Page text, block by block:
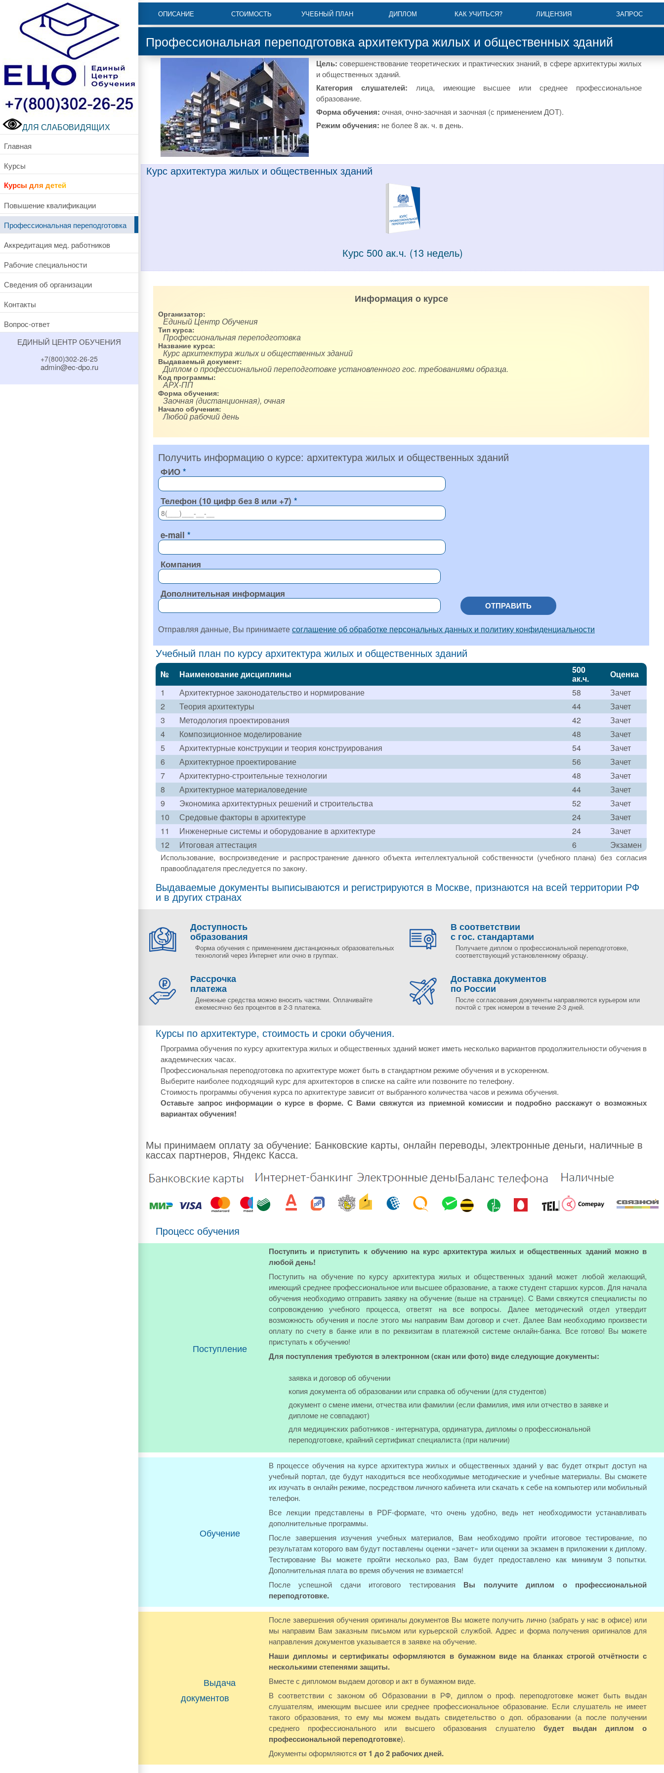
ДЛЯ СЛАБОВИДЯЩИХ
Главная
Курсы
Курсы для детей
Повышение квалификации
Профессиональная переподготовка
Аккредитация мед. работников
Рабочие специальности
Сведения об организации
Контакты
Вопрос-ответ
ЕДИНЫЙ ЦЕНТР ОБУЧЕНИЯ
+7(800)302-26-25
admin@ec-dpo.ru
ОПИСАНИЕ СТОИМОСТЬ УЧЕБНЫЙ ПЛАН ДИПЛОМ КАК УЧИТЬСЯ? ЛИЦЕНЗИЯ ЗАПРОС
Профессиональная переподготовка архитектура жилых и общественных зданий
Цель:совершенствование теоретических и практических знаний, в сфере архитектуры жилых
и общественных зданий.
Категория слушателей: лица, имеющие высшее или среднее профессиональное
образование.
Форма обучения: очная, очно-заочная и заочная (с применением ДОТ).
Режим обучения: не более 8 ак. ч. в день.
Курс архитектура жилых и общественных зданий
Курс 500 ак.ч. (13 недель)
Информация о курсе
Организатор:
Единый Центр Обучения
Тип курса:
Профессиональная переподготовка
Название курса:
Курс архитектура жилых и общественных зданий
Выдаваемый документ:
Диплом о профессиональной переподготовке установленного гос. требованиями образца.
Код программы:
АРХ-ПП
Форма обучения:
Заочная (дистанционная), очная
Начало обучения:
Любой рабочий день
Получить информацию о курсе: архитектура жилых и общественных зданий
ФИО
Телефон (10 цифр без 8 или +7)
e-mail
Компания
Дополнительная информация
ОТПРАВИТЬ
Отправляя данные, Вы принимаетесоглашение об обработке персональных данных и политику конфиденциальности
Учебный план по курсу архитектура жилых и общественных зданий
№ Наименование дисциплины 500
ак.ч.
Оценка
1
Архитектурное законодательство и нормирование 58
Зачет
2
Теория архитектуры 44
Зачет
3
Методология проектирования 42
Зачет
4
Композиционное моделирование 48
Зачет
5
Архитектурные конструкции и теория конструирования 54
Зачет
6
Архитектурное проектирование 56
Зачет
7
Архитектурно-строительные технологии 48
Зачет
8
Архитектурное материаловедение 44
Зачет
9
Экономика архитектурных решений и строительства 52
Зачет
10
Средовые факторы в архитектуре 24
Зачет
11
Инженерные системы и оборудование в архитектуре 24
Зачет
12
Итоговая аттестация 6 Экзамен
Использование, воспроизведение и распространение данного объекта интеллектуальной собственности (учебного плана) без согласия
правообладателя преследуется по закону.
Выдаваемые документы выписываются и регистрируются в Москве, признаются на всей территории РФ
и в других странах
Доступность
образования
Форма обучения с применением дистанционных образовательных
технологий через Интернет или очно в группах.
В соответствии
с гос. стандартами
Получаете диплом о профессиональной переподготовке,
соответствующий установленному образцу.
Рассрочка
платежа
Денежные средства можно вносить частями. Оплачивайте
ежемесячно без процентов в 2-3 платежа.
Доставка документов
по России
После согласования документы направляются курьером или
почтой с трек номером в течение 2-3 дней.
Курсы по архитектуре, стоимость и сроки обучения.
Программа обучения по курсу архитектура жилых и общественных зданий может иметь несколько вариантов продолжительности обучения в
академических часах.
Профессиональная переподготовка по архитектуре может быть в стандартном режиме обучения и в ускоренном.
Выберите наиболее подходящий курс для архитекторов в списке на сайте или позвоните по телефону.
Стоимость программы обучения курса по архитектуре зависит от выбранного количества часов и режима обучения.
Оставьте запрос информации о курсе в форме. С Вами свяжутся из приемной комиссии и подробно расскажут о возможных
вариантах обучения!
Мы принимаем оплату за обучение: Банковские карты, онлайн переводы, электронные деньги, наличные в
кассах партнеров, Яндекс Касса.
Процесс обучения
Поступление
Поступить и приступить к обучению на курс архитектура жилых и общественных зданий можно в
любой день!
Поступить на обучение по курсу архитектура жилых и общественных зданий может любой желающий,
имеющий среднее профессиональное или высшее образование, а также студент старших курсов. Для начала
обучения необходимо отправить заявку на обучение (выше на странице). С Вами свяжутся специалисты по
сопровождению учебного процесса, ответят на все вопросы. Далее методический отдел утвердит
возможность обучения и после этого мы направим Вам договор и счет. Далее Вам необходимо произвести
оплату по счету в банке или в по реквизитам в платежной системе онлайн-банка. Все готово! Вы можете
приступать к обучению!
Для поступления требуются в электронном (скан или фото) виде следующие документы:
заявка и договор об обучении
копия документа об образовании или справка об обучении (для студентов)
документ о смене имени, отчества или фамилии (если фамилия, имя или отчество в заявке и
дипломе не совпадают)
для медицинских работников - интернатура, ординатура, дипломы о профессиональной
переподготовке, крайний сертификат специалиста (при наличии)
Обучение
В процессе обучения на курсе архитектура жилых и общественных зданий у вас будет открыт доступ на
учебный портал, где будут находиться все необходимые методические и учебные материалы. Вы сможете
их изучать в онлайн режиме, посредством личного кабинета или скачать к себе на компьютер или мобильный
телефон.
Все лекции представлены в PDF-формате, что очень удобно, ведь нет необходимости устанавливать
дополнительные программы.
После завершения изучения учебных материалов, Вам необходимо пройти итоговое тестирование, по
результатам которого вам будут поставлены оценки «зачет» или оценки за экзамен в приложении к диплому.
Тестирование Вы можете пройти несколько раз, Вам будет предоставлено как минимум 3 попытки.
Дополнительная плата во время обучения не взимается!
После успешной сдачи итогового тестирования Вы получите диплом о профессиональной
переподготовке.
Выдача
документов
После завершения обучения оригиналы документов Вы можете получить лично (забрать у нас в офисе) или
мы направим Вам заказным письмом или курьерской службой. Адрес и форма получения оригиналов для
направления документов указывается в заявке на обучение.
Наши дипломы и сертификаты оформляются в бумажном виде на бланках строгой отчётности с
несколькими степенями защиты.
Вместе с дипломом выдаем договор и акт в бумажном виде.
В соответствии с законом об Образовании в РФ, диплом о проф. переподготовке может быть выдан
слушателям, имеющим высшее или среднее профессиональное образование. Если слушатель не имеет
такого образования, то ему мы можем выдать свидетельство о доп. образовании (а после получении
среднего профессионального или высшего образования слушателю будет выдан диплом о
профессиональной переподготовке).
Документы оформляются от 1 до 2 рабочих дней.